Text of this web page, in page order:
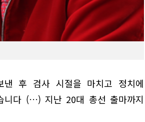
낸 후 검사 시절을 마치고 정치에
니다 (…) 지난 20대 총선 출마까지